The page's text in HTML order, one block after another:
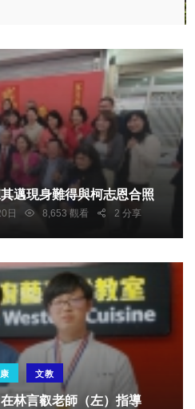
邁現身難得與柯志恩合照
日 8,653 觀看 2 分享
文教
林言叡老師（左）指導